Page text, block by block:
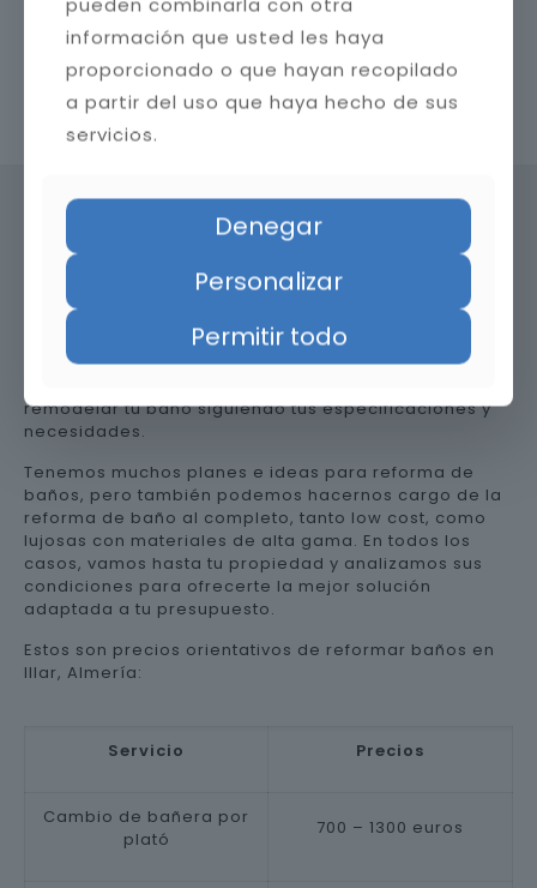
Contacta con nosotros
Precio de reformar el baño en
remodelar tu baño siguiendo tus especificaciones y
necesidades.
Tenemos muchos planes e ideas para reforma de
baños, pero también podemos hacernos cargo de la
reforma de baño al completo, tanto low cost, como
lujosas con materiales de alta gama. En todos los
casos, vamos hasta tu propiedad y analizamos sus
condiciones para ofrecerte la mejor solución
adaptada a tu presupuesto.
Estos son precios orientativos de reformar baños en
Illar, Almería:
Servicio Precios
Cambio de bañera por
plató
700 – 1300 euros
información que usted les haya
proporcionado o que hayan recopilado
a partir del uso que haya hecho de sus
servicios.
Denegar
Personalizar
Permitir todo